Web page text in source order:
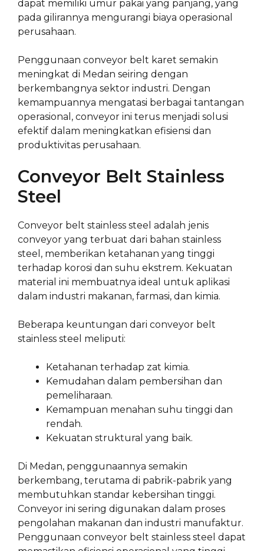
dapat memiliki umur pakai yang panjang, yang
pada gilirannya mengurangi biaya operasional
perusahaan.
Penggunaan conveyor belt karet semakin
meningkat di Medan seiring dengan
berkembangnya sektor industri. Dengan
kemampuannya mengatasi berbagai tantangan
operasional, conveyor ini terus menjadi solusi
efektif dalam meningkatkan efisiensi dan
produktivitas perusahaan.
Conveyor Belt Stainless
Steel
Conveyor belt stainless steel adalah jenis
conveyor yang terbuat dari bahan stainless
steel, memberikan ketahanan yang tinggi
terhadap korosi dan suhu ekstrem. Kekuatan
material ini membuatnya ideal untuk aplikasi
dalam industri makanan, farmasi, dan kimia.
Beberapa keuntungan dari conveyor belt
stainless steel meliputi:
Ketahanan terhadap zat kimia.
Kemudahan dalam pembersihan dan
pemeliharaan.
Kemampuan menahan suhu tinggi dan
rendah.
Kekuatan struktural yang baik.
Di Medan, penggunaannya semakin
berkembang, terutama di pabrik-pabrik yang
membutuhkan standar kebersihan tinggi.
Conveyor ini sering digunakan dalam proses
pengolahan makanan dan industri manufaktur.
Penggunaan conveyor belt stainless steel dapat